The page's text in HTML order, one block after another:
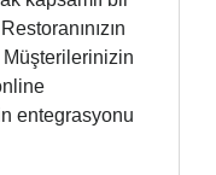
Müşterilerinizin
entegrasyonu